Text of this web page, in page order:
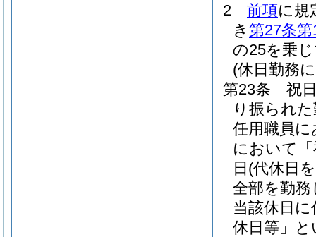
2
前項に規
き 第27条第
の25を乗
(休日勤務
第23条
祝
り振られ
任用職員
において
日 (代休日
全部を勤
当該休日
休日等」と